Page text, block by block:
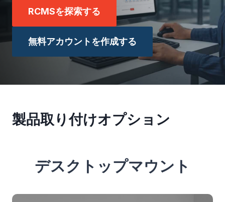
RCMSを探索する
無料アカウントを作成する
製品取り付けオプション
デスクトップマウント